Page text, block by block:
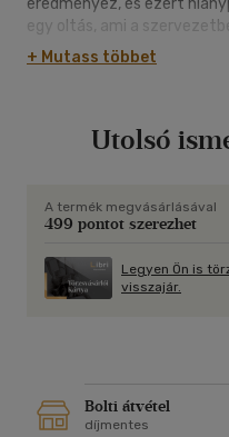
eredményez, és ezért
egy oltás, ami a
megmenthet, mert már
A könyvben felhalmozott
+ Mutass többet
Utolsó
A termék megvásárlásával
499 pontot szerezhet
Legyen Ön is
visszajár.
Bolti átvétel
díjmentes